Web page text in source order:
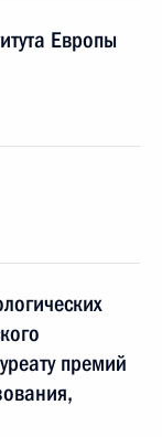
Европы
премий